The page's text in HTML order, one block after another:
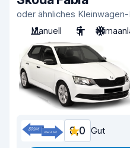
oder ähnliches
Manuell
5
8,0 Gut